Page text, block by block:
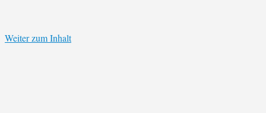
Weiter zum Inhalt